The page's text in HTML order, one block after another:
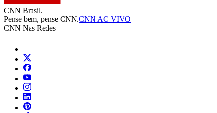
CNN Brasil.
Pense bem, pense CNN.CNN AO VIVO
CNN Nas Redes